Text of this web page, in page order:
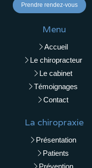
Prendre rendez-vous
Menu
Accueil
Le chiropracteur
Le cabinet
Témoignages
Contact
La chiropraxie
Présentation
Patients